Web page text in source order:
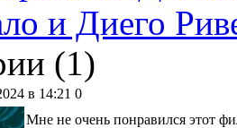
и Диего
(1 )
в 14:21 0
Мне не очень понравился этот